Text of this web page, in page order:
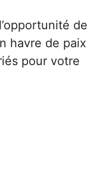
de
havre de paix
pour votre